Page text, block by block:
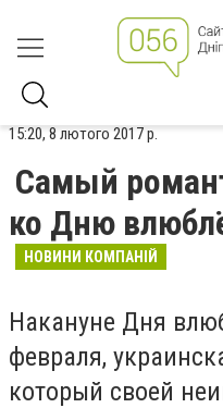
15:20, 8 лютого 2017 р.
Самый
ко Дню
НОВИНИ КОМПАНІЙ
Накануне Дня
февраля,
который своей